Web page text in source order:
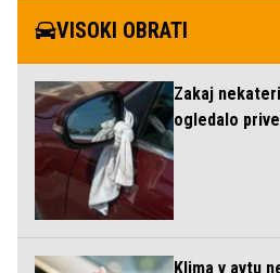
VISOKI OBRATI
Zakaj
ogledalo
Klima v avtu